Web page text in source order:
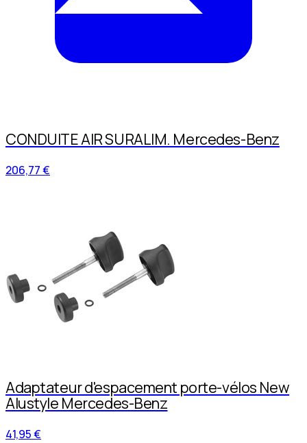
CONDUITE AIR SURALIM. Mercedes-Benz
206,77 €
Adaptateur d'espacement porte-vélos New
Alustyle Mercedes-Benz
41,95 €